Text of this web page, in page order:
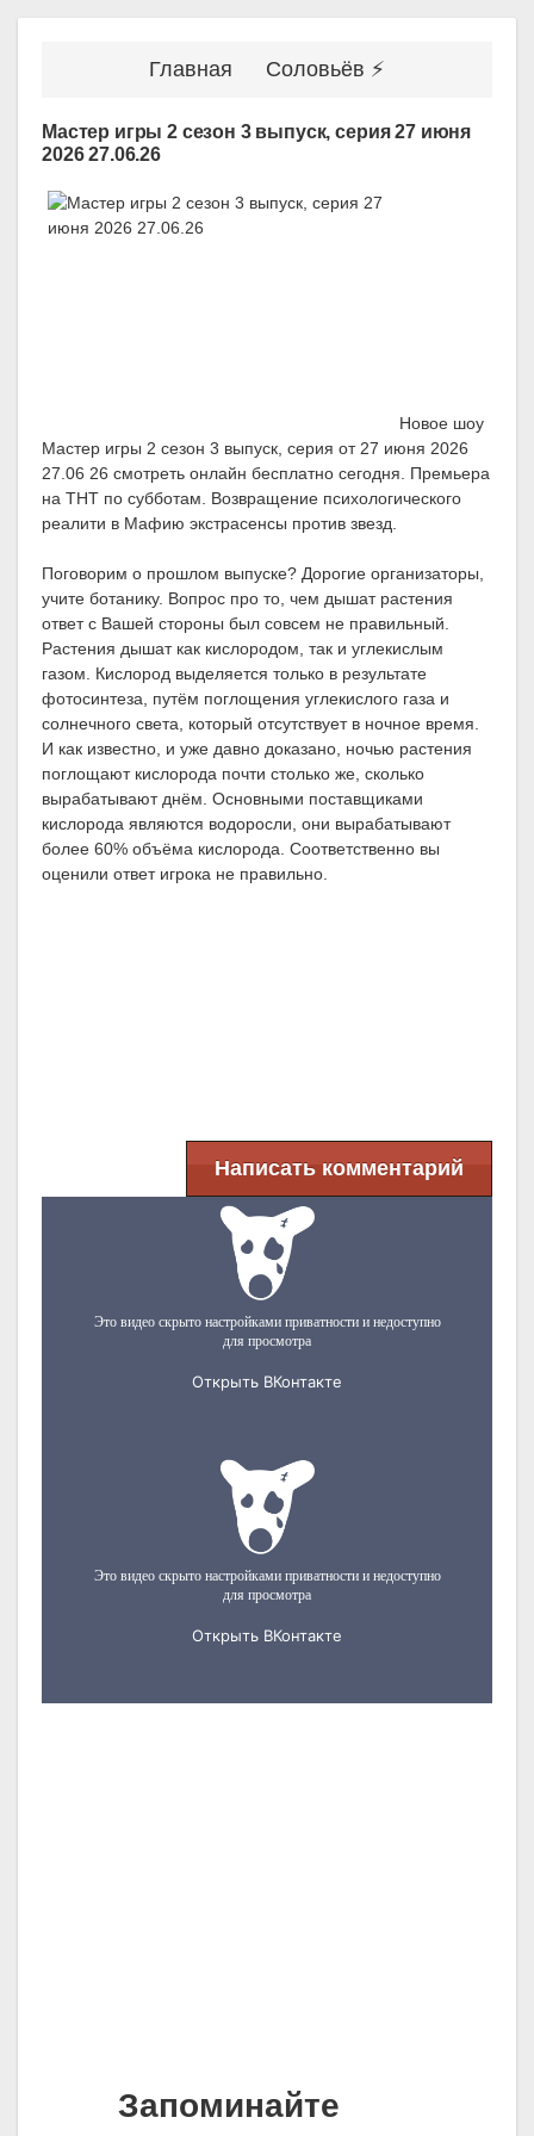
Главная Соловьёв ⚡
Мастер игры 2 сезон 3 выпуск, серия 27 июня
2026 27.06.26
Новое шоу
Мастер игры 2 сезон 3 выпуск, серия от 27 июня 2026
27.06 26 смотреть онлайн бесплатно сегодня. Премьера
на ТНТ по субботам. Возвращение психологического
реалити в Мафию экстрасенсы против звезд.
Поговорим о прошлом выпуске? Дорогие организаторы,
учите ботанику. Вопрос про то, чем дышат растения
ответ с Вашей стороны был совсем не правильный.
Растения дышат как кислородом, так и углекислым
газом. Кислород выделяется только в результате
фотосинтеза, путём поглощения углекислого газа и
солнечного света, который отсутствует в ночное время.
И как известно, и уже давно доказано, ночью растения
поглощают кислорода почти столько же, сколько
вырабатывают днём. Основными поставщиками
кислорода являются водоросли, они вырабатывают
более 60% объёма кислорода. Соответственно вы
оценили ответ игрока не правильно.
Написать комментарий
Запоминайте